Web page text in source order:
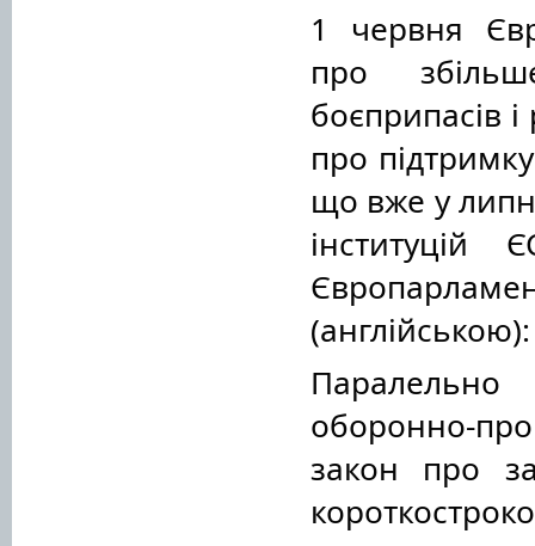
1 червня
про
боєприпасів
про
що вже у
оборонно-
закон про